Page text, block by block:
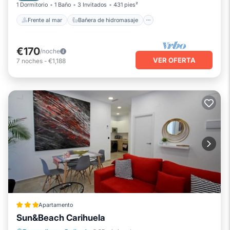
Este Lovely Tona en Torremolinos está bien equipado y tiene
todo Instalaciones que se han enumerado a continuación.
Booking.com para la lista "Lovely Tona". Confiamos
únicamente en sus detalles compartidos y somos
por favor déjanos saber.
Número de licencia :
ESFCTU0000290210006558800000000000000000,
VFT/MA/01923
1 Dormitorio 1 Baño 3 Invitados 431 pies²
Frente al mar Bañera de hidromasaje
€170/noche
7 noches - €1,188 VER OFERTA
Apartamento
Sun&Beach Carihuela